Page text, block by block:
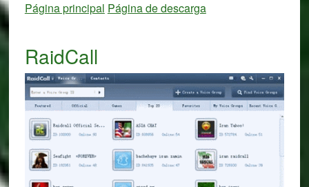
Página principal Página de descarga
RaidCall